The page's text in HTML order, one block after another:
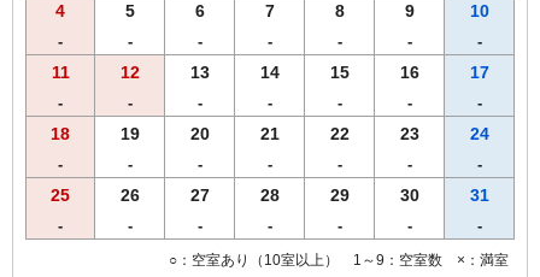
4
-
5
-
6
-
7
-
8
-
9
-
10
-
11
-
12
-
13
-
14
-
15
-
16
-
17
-
18
-
19
-
20
-
21
-
22
-
23
-
24
-
25
-
26
-
27
-
28
-
29
-
30
-
31
-
○：空室あり（10室以上） 1～9：空室数 ×：満室